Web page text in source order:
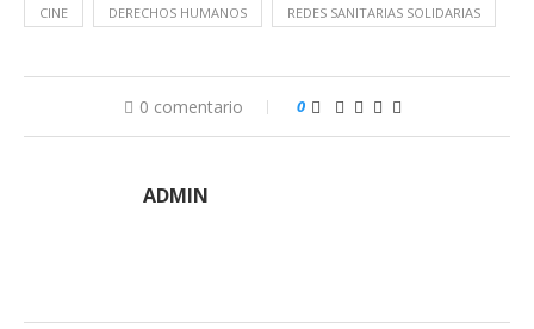
CINE DERECHOS HUMANOS REDES SANITARIAS SOLIDARIAS
0 comentario 0
ADMIN